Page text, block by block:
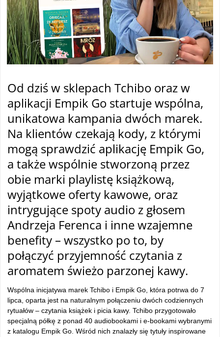
Od dziś w sklepach Tchibo oraz w
aplikacji Empik Go startuje wspólna,
unikatowa kampania dwóch marek.
Na klientów czekają kody, z którymi
mogą sprawdzić aplikację Empik Go,
a także wspólnie stworzoną przez
obie marki playlistę książkową,
wyjątkowe oferty kawowe, oraz
intrygujące spoty audio z głosem
Andrzeja Ferenca i inne wzajemne
benefity – wszystko po to, by
połączyć przyjemność czytania z
aromatem świeżo parzonej kawy.
Wspólna inicjatywa marek Tchibo i Empik Go, która potrwa do 7
lipca, oparta jest na naturalnym połączeniu dwóch codziennych
rytuałów – czytania książek i picia kawy. Tchibo przygotowało
specjalną półkę z ponad 40 audiobookami i e-bookami wybranymi
z katalogu Empik Go. Wśród nich znalazły się tytuły inspirowane